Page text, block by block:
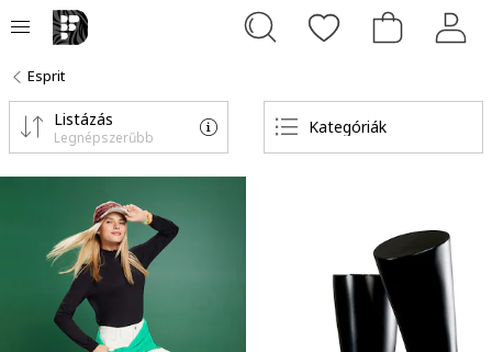
Esprit
Kategóriák
Listázás
Legnépszerűbb